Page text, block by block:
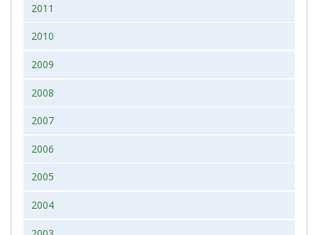
2011
2010
2009
2008
2007
2006
2005
2004